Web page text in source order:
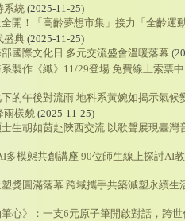
系統 (2025-11-25)
開！「高齡夢想市集」接力「全齡運
盛典 (2025-11-25)
國際文化日 多元交流盛會溫暖落幕
製作《織》11/29登場 免費線上索票中
的午後對流雨 地科系黃婉如揭示氣候
雨樣貌 (2025-11-25)
士生胡如茵赴陝西交流 以歌聲展現臺灣
多模態共創講座 90位師生線上探討AI
獎圓滿落幕 跨域攜手共築減塑永續生
筆心》：一支6元原子筆開啟對話，跨